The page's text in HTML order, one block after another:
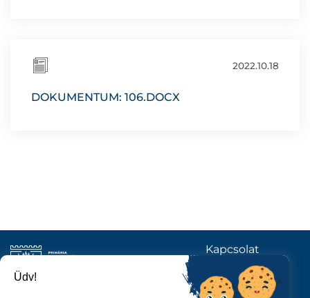
2022.10.18
DOKUMENTUM: 106.DOCX
Kapcsolat
KÖVESSENEK
Üdv!